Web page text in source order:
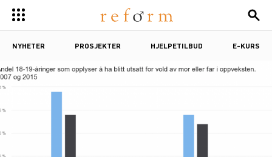
NYHETER PROSJEKTER HJELPETILBUD E-KURS